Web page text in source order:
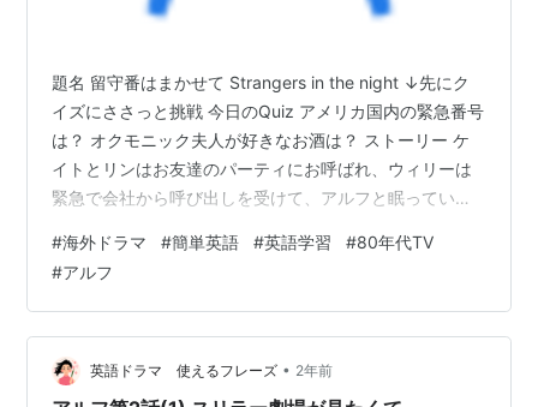
題名 留守番はまかせて Strangers in the night ↓先にク
イズにささっと挑戦 今日のQuiz アメリカ国内の緊急番号
は？ オクモニック夫人が好きなお酒は？ ストーリー ケ
イトとリンはお友達のパーティにお呼ばれ、ウィリーは
緊急で会社から呼び出しを受けて、アルフと眠っている
クモニック夫人に来てもらうことにしました。夫人はリ
ビングでスリラー劇場を観ながら留守を守るだけの簡単
なミッションだと油断していたのですが・・・ 登場人物
アルフ・・・メルマック星から避難してきた毛もじゃの
エイリアン ♠︎ウィリー・・・タナー家のお父さん 地味
な…
#海外ドラマ #簡単英語 #英語学習 #80年代TV
#アルフ
英語ドラマ 使えるフレーズ • 2年前